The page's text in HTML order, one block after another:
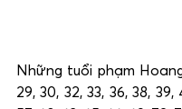
Những tuổi phạm Hoang
29, 30, 32, 33, 36, 38,